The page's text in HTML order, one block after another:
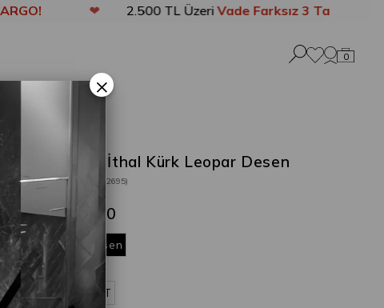
2.500 TL ÜzeriVade Farksız 3 Taksit
0
Sansiro İthal Kürk Leopar Desen
Stok Kodu (202695)
₺4.699,00
leopar desen
STANDART
×